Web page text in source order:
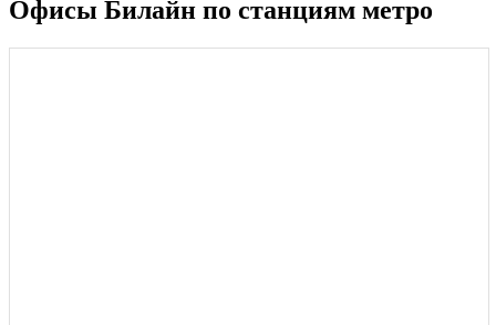
Офисы Билайн по станциям метро